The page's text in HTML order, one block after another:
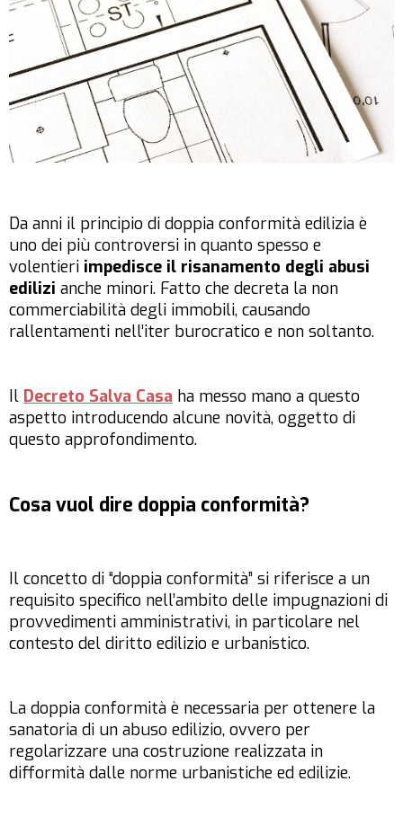
Da anni il principio di doppia conformità edilizia è
uno dei più controversi in quanto spesso e
volentieri impedisce il risanamento degli abusi
edilizi anche minori. Fatto che decreta la non
commerciabilità degli immobili, causando
rallentamenti nell’iter burocratico e non soltanto.
Il Decreto Salva Casa ha messo mano a questo
aspetto introducendo alcune novità, oggetto di
questo approfondimento.
Cosa vuol dire doppia conformità?
Il concetto di “doppia conformità” si riferisce a un
requisito specifico nell’ambito delle impugnazioni di
provvedimenti amministrativi, in particolare nel
contesto del diritto edilizio e urbanistico.
La doppia conformità è necessaria per ottenere la
sanatoria di un abuso edilizio, ovvero per
regolarizzare una costruzione realizzata in
difformità dalle norme urbanistiche ed edilizie.